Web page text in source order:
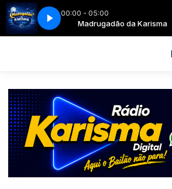
00:00 - 05:00
Madrugadão da Karisma
KATHEDRAL - FRENTE A